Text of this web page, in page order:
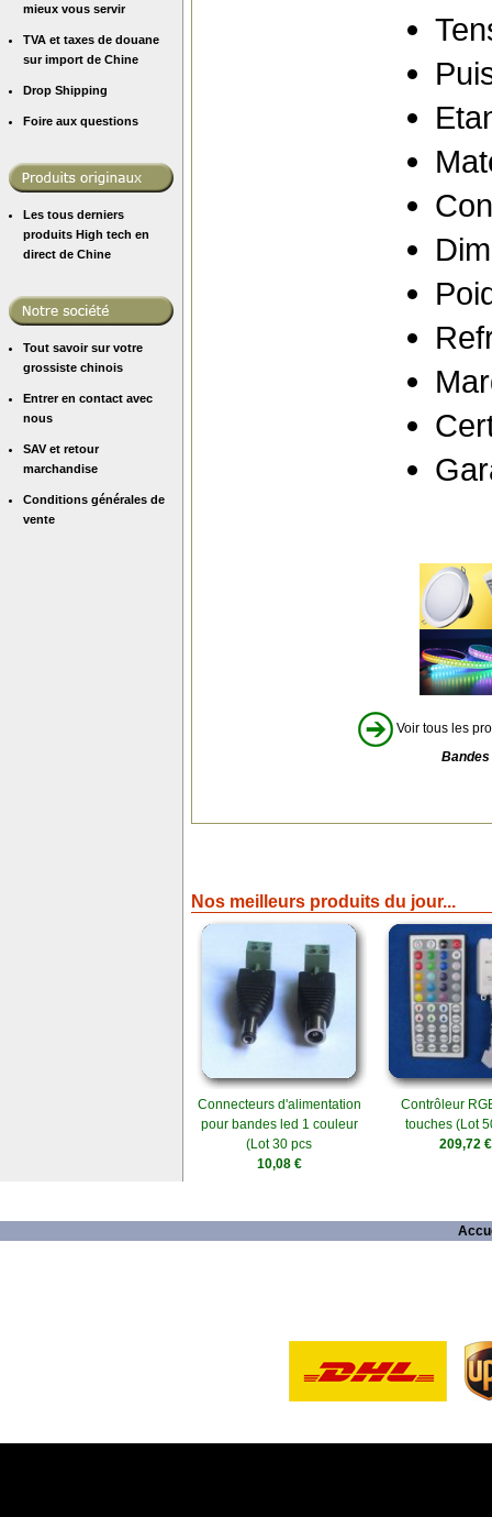
mieux vous servir
TVA et taxes de douane
sur import de Chine
Drop Shipping
Foire aux questions
Les tous derniers
produits High tech en
direct de Chine
Tout savoir sur votre
grossiste chinois
Entrer en contact avec
nous
SAV et retour
marchandise
Conditions générales de
vente
Voir tous les
Bandes
Nos meilleurs produits du jour...
Connecteurs d'alimentation
pour bandes led 1 couleur
(Lot 30 pcs
10,08 €
Contrôleur
touches (Lot
209,72 €